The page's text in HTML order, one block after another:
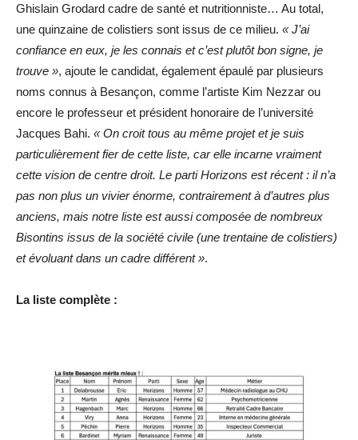
Ghislain Grodard cadre de santé et nutritionniste… Au total,
une quinzaine de colistiers sont issus de ce milieu. « J’ai
confiance en eux, je les connais et c’est plutôt bon signe, je
trouve », ajoute le candidat, également épaulé par plusieurs
noms connus à Besançon, comme l’artiste Kim Nezzar ou
encore le professeur et président honoraire de l’université
Jacques Bahi. « On croit tous au même projet et je suis
particulièrement fier de cette liste, car elle incarne vraiment
cette vision de centre droit. Le parti Horizons est récent : il n’a
pas non plus un vivier énorme, contrairement à d’autres plus
anciens, mais notre liste est aussi composée de nombreux
Bisontins issus de la société civile (une trentaine de colistiers)
et évoluant dans un cadre différent ».
La liste complète :